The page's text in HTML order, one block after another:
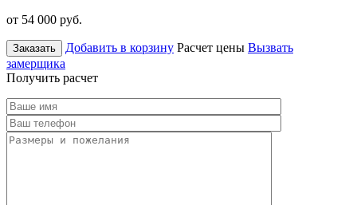
от 54 000 руб.
Заказать Добавить в корзину Расчет цены Вызвать
замерщика
Получить расчет